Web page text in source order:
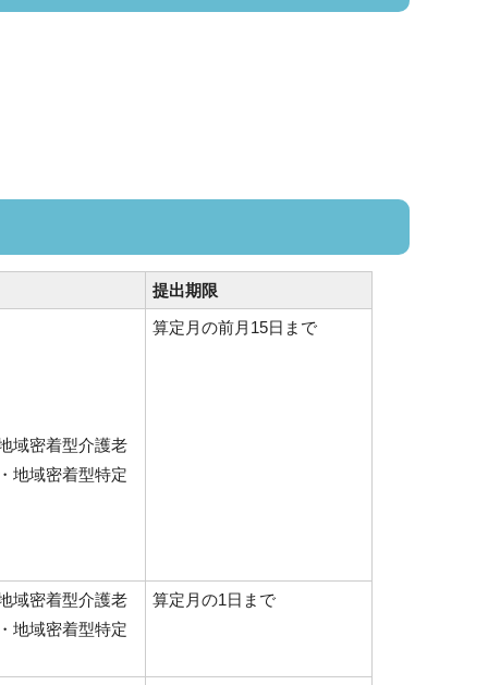
提出期限
域密着型介護老
地域密着型特定
算定月の前月15日まで
域密着型介護老
地域密着型特定
算定月の1日まで